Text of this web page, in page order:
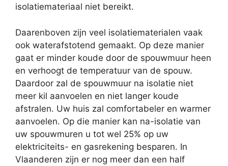
isolatiemateriaal niet bereikt.
Daarenboven zijn veel isolatiematerialen vaak
ook waterafstotend gemaakt. Op deze manier
gaat er minder koude door de spouwmuur heen
en verhoogt de temperatuur van de spouw.
Daardoor zal de spouwmuur na isolatie niet
meer kil aanvoelen en niet langer koude
afstralen. Uw huis zal comfortabeler en warmer
aanvoelen. Op die manier kan na-isolatie van
uw spouwmuren u tot wel 25% op uw
elektriciteits- en gasrekening besparen. In
Vlaanderen zijn er nog meer dan een half